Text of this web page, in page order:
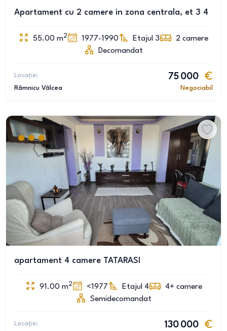
Apartament cu 2 camere in zona centrala, et 3 4
55.00 m2 1977-1990 Etajul 3 2 camere
Decomandat
Locație:
Râmnicu Vâlcea
75 000
Negociabil
apartament 4 camere TATARASI
91.00 m2 <1977 Etajul 4 4+ camere
Semidecomandat
Locație:
130 000